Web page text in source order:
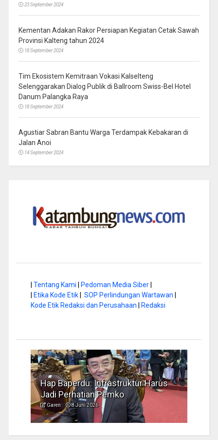
23 September 2024
Kementan Adakan Rakor Persiapan Kegiatan Cetak Sawah
Provinsi Kalteng tahun 2024
18 September 2024
Tim Ekosistem Kemitraan Vokasi Kalselteng
Selenggarakan Dialog Publik di Ballroom Swiss-Bel Hotel
Danum Palangka Raya
18 September 2024
Agustiar Sabran Bantu Warga Terdampak Kebakaran di
Jalan Anoi
14 September 2024
Tentang Kami Pedoman Media Siber|
Etika Kode Etik| SOP Perlindungan Wartawan
Kode Etik Redaksi dan Perusahaan
Redaksi
Hap Baperdu: Infrastruktur Harus
Jadi Perhatian Pemko
Garen 8 Juni 2026